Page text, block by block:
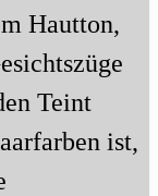
Hautton,
Teint
ist,